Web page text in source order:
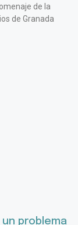
de la
de Granada
problema